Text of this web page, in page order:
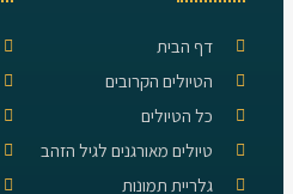
דף הבית
הטיולים הקרובים
כל הטיולים
טיולים מאורגנים לגיל הזהב
גלריית תמונות